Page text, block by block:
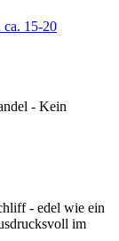
15-20
- Kein
- edel wie ein
im